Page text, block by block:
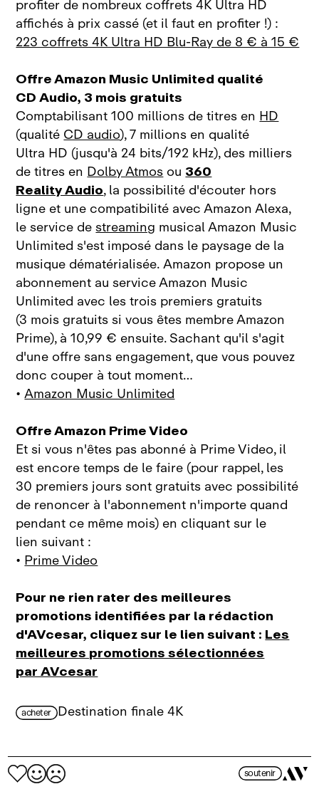
profiter de nombreux coffrets 4K Ultra HD
affichés à prix cassé (et il faut en profiter !) :
223 coffrets 4K Ultra HD Blu‑Ray de 8 € à 15 €
Offre Amazon Music Unlimited qualité
CD Audio, 3 mois gratuits
Comptabilisant 100 millions de titres enHD
(qualitéCD audio), 7 millions en qualité
Ultra HD (jusqu'à 24 bits/192 kHz), des milliers
de titres enDolby Atmosou360
Reality Audio, la possibilité d'écouter hors
ligne et une compatibilité avec Amazon Alexa,
le service destreaming musical Amazon Music
Unlimited s'est imposé dans le paysage de la
musique dématérialisée. Amazon propose un
abonnement au service Amazon Music
Unlimited avec les trois premiers gratuits
(3 mois gratuits si vous êtes membre Amazon
Prime), à 10,99 € ensuite. Sachant qu'il s'agit
d'une offre sans engagement, que vous pouvez
donc couper à tout moment…
•Amazon Music Unlimited
Offre Amazon Prime Video
Et si vous n'êtes pas abonné à Prime Video, il
est encore temps de le faire (pour rappel, les
30 premiers jours sont gratuits avec possibilité
de renoncer à l'abonnement n'importe quand
pendant ce même mois) en cliquant sur le
lien suivant :
•Prime Video
Pour ne rien rater des meilleures
promotions identifiées par la rédaction
d'AVcesar, cliquez sur le lien suivant :Les
meilleures promotions sélectionnées
par AVcesar
acheter Destination finale 4K
soutenir